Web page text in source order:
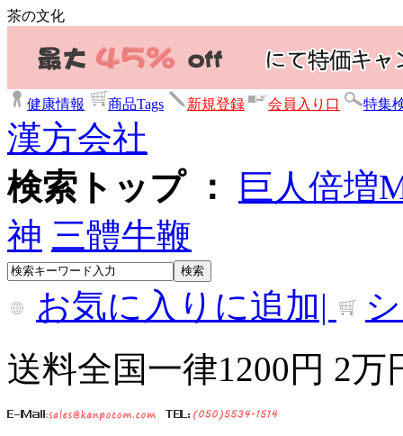
茶の文化
健康情報 商品Tags 新規登録 会員入り口 特集
漢方会社
検索トップ ：
巨人倍増
神 三體牛鞭
お気に入りに追加|
送料全国一律1200円 2